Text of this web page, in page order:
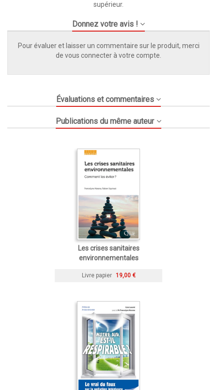
supérieur.
Donnez votre avis !
Pour évaluer et laisser un commentaire sur le produit, merci
de vous connecter à votre compte.
Évaluations et commentaires
Publications du même auteur
Les crises sanitaires
environnementales
Livre papier 19,00 €